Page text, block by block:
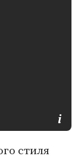
стиля